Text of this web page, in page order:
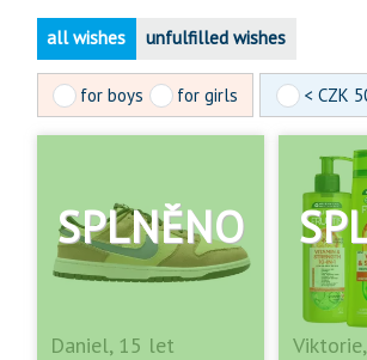
all wishes unfulfilled wishes
for boys for girls < CZK
Daniel, 15 let